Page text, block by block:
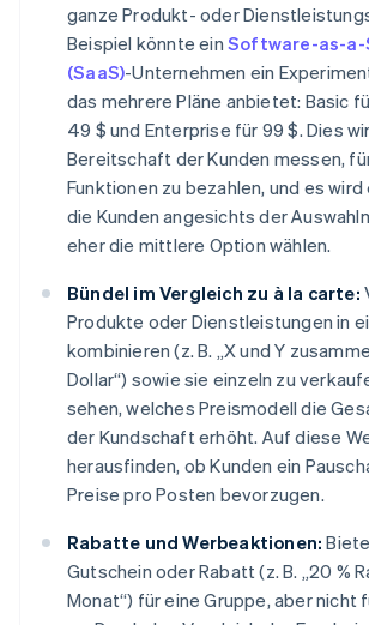
ganze Produkt- oder
Beispiel könnte ein Software-as-a-
(SaaS)-Unternehmen ein
das mehrere Pläne anbietet: Basic
49 $ und Enterprise für 99 $. Dies
Bereitschaft der Kunden messen,
Funktionen zu bezahlen, und es
die Kunden angesichts der
eher die mittlere Option wählen.
Bündel im Vergleich zu à la carte:
Produkte oder Dienstleistungen in
kombinieren (z. B. „X und Y
Dollar“) sowie sie einzeln zu
sehen, welches Preismodell die
der Kundschaft erhöht. Auf diese
herausfinden, ob Kunden ein
Preise pro Posten bevorzugen.
Rabatte und Werbeaktionen:
Gutschein oder Rabatt (z. B. „20 %
Monat“) für eine Gruppe, aber nicht